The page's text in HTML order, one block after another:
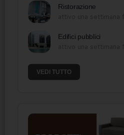
Ristorazione
Edifici pubblici
VEDI TUTTO